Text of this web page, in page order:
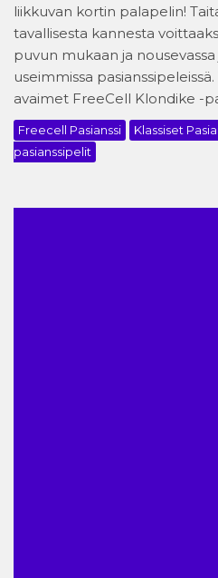
liikkuvan kortin palapelin!
tavallisesta kannesta
puvun mukaan ja
useimmissa
avaimet FreeCell Klondike -
Freecell Pasianssi Klassiset
pasianssipelit